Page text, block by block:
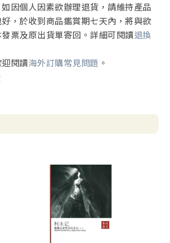
因個人因素欲辦理退貨，請維持產品
，於收到商品鑑賞期七天內，將與欲
票及原出貨單寄回。詳細可閱讀退換
閱讀海外訂購常見問題 。